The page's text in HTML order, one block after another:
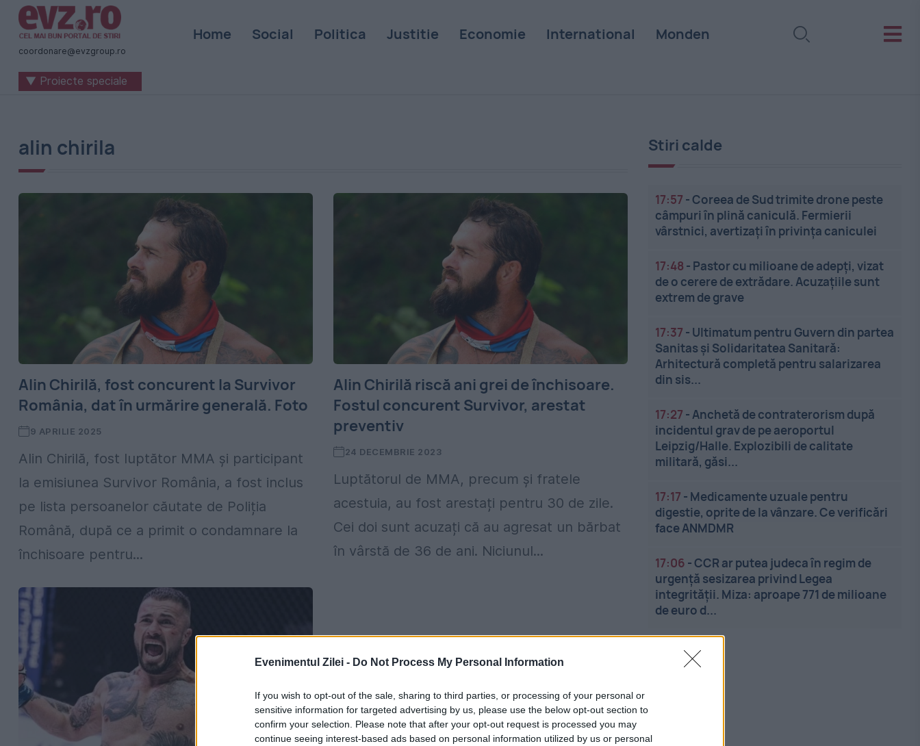
Evenimentul Zilei - Do Not Process My Personal Information
If you wish to opt-out of the sale, sharing to third parties, or processing of your personal or
sensitive information for targeted advertising by us, please use the below opt-out section to
confirm your selection. Please note that after your opt-out request is processed you may
continue seeing interest-based ads based on personal information utilized by us or personal
Știri
naționale
internaționale
România
-
coordonare@evzgroup.ro
Home Social Politica Justitie Economie International Monden
▼ Proiecte speciale
alin chirila
Alin Chirilă, fost concurent la Survivor
România, dat în urmărire generală. Foto
9 APRILIE 2025
Alin Chirilă, fost luptător MMA și participant
la emisiunea Survivor România, a fost inclus
pe lista persoanelor căutate de Poliția
Română, după ce a primit o condamnare la
închisoare pentru...
Alin Chirilă riscă ani grei de închisoare.
Fostul concurent Survivor, arestat
preventiv
24 DECEMBRIE 2023
Luptătorul de MMA, precum și fratele
acestuia, au fost arestați pentru 30 de zile.
Cei doi sunt acuzați că au agresat un bărbat
în vârstă de 36 de ani. Niciunul...
Stiri calde
17:57 -Coreea de Sud trimite drone peste
câmpuri în plină caniculă. Fermierii
vârstnici, avertizați în privința caniculei
17:48 - Pastor cu milioane de adepți, vizat
de o cerere de extrădare. Acuzațiile sunt
extrem de grave
17:37 - Ultimatum pentru Guvern din partea
Sanitas și Solidaritatea Sanitară:
Arhitectură completă pentru salarizarea
din sis...
17:27 -Anchetă de contraterorism după
incidentul grav de pe aeroportul
Leipzig/Halle. Explozibili de calitate
militară, găsi...
17:17 - Medicamente uzuale pentru
digestie, oprite de la vânzare. Ce verificări
face ANMDMR
17:06 -CCR ar putea judeca în regim de
urgență sesizarea privind Legea
integrității. Miza: aproape 771 de milioane
de euro d...